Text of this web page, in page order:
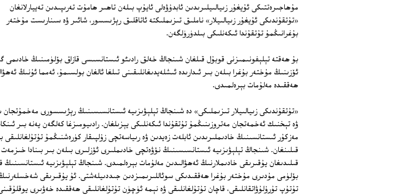
مۇھاجىرەتتىكى ئۇيغۇر زىيالىيلىرىدىن ئابدۇۋەلى ئايۇپ بىلەن تاھىر ھامۇت تەرىپىدىن تەييارلانغان
«تۇتقۇندىكى ئۇيغۇر زىيالىيلار» ناملىق تىزىملىكتە ئاتاقلىق رېژىسسور، شائىر ۋە سىنارىست مۇختەر
بۇغرانىڭمۇ تۇتقۇندا ئىكەنلىكى بىلدۈرۈلگەن.
بۇ ھەقتە تېلېفونىمىزنى قوبۇل قىلغان شىنجاڭ خەلق رادىئو ئىستانسىسى قازاق بۆلۈمىنىڭ خادىمى
ئۆزىنىڭ مۇختەر بۇغرا بىلەن بىر ئىدارىدە ئىشلەيدىغانلىقىنى تىلغا ئالغان بولسىمۇ، ئەمما ئۇنىڭ
ھەققىدە مەلۇمات بېرەلمىدى.
«تۇتقۇندىكى زىيالىيلار تىزىملىكى» دە شىنجاڭ تېلېۋىزىيە ئىستانسىسىنىڭ رېژىسسورى
ۋە تېخنىك ئەخمەتجان مەتروزىنىڭمۇ تۇتقۇندا ئىكەنلىكى يېزىلغان. رادىيومىزغا كەلگەن يەنە بىر
مەزكۇر ئىستانسىنىڭ خادىملىرىدىن ئابلەت زەيدىن ۋە رىياسەتچى زۇلپىقار كۈرەشنىڭمۇ تۇتۇلغانلىقى
قىلىنغان. شىنجاڭ تېلېۋىزىيە ئىستانسىسىنىڭ نۆۋەتچى خادىملىرى ئۆزلىرى بىلەن بىر بىنادا خىزمەت
قىلىدىغان يۇقىرىقى خادىملارنىڭ ئەھۋالىدىن مەلۇمات بېرەلمىدى. شىنجاڭ تېلېۋىزىيە
بۆلۈمى مۇدىرى مۇختەر بۇغرا ھەققىدىكى سوئاللىرىمىزدىن جىددىيلەشتى. ئۇ يۇقىرىقى
تۇتۇپ تۇرۇلۇۋاتقانلىقى، قاچان تۇتۇلغانلىقى ۋە نېمە ئۈچۈن تۇتۇلغانلىقى ھەققىدە خەۋىرى